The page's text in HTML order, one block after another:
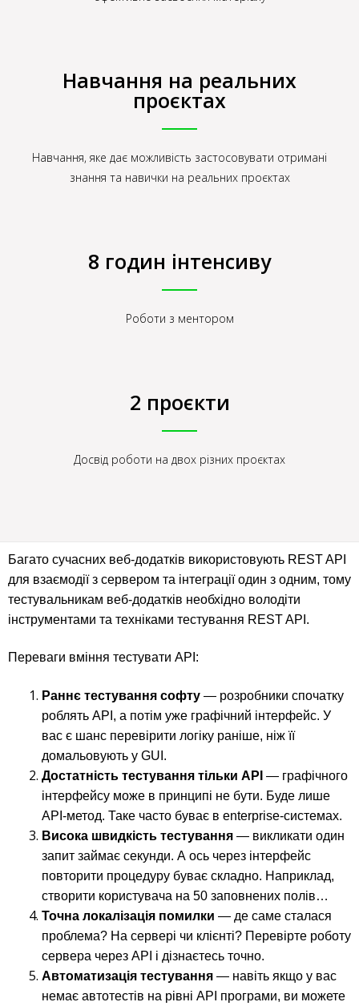
Навчання на реальних
проєктах
Навчання, яке дає можливість застосовувати отримані
знання та навички на реальних проєктах
8 годин інтенсиву
Роботи з ментором
2 проєкти
Досвід роботи на двох різних проєктах
Багато сучасних веб-додатків використовують REST API
для взаємодії з сервером та інтеграції один з одним, тому
тестувальникам веб-додатків необхідно володіти
інструментами та техніками тестування REST API.
Переваги вміння тестувати API:
Раннє тестування софту— розробники спочатку
роблять API, а потім уже графічний інтерфейс. У
вас є шанс перевірити логіку раніше, ніж її
домальовують у GUI.
Достатність тестування тільки API — графічного
інтерфейсу може в принципі не бути. Буде лише
API-метод. Таке часто буває в enterprise-системах.
Висока швидкість тестування— викликати один
запит займає секунди. А ось через інтерфейс
повторити процедуру буває складно. Наприклад,
створити користувача на 50 заповнених полів…
Точна локалізація помилки — де саме сталася
проблема? На сервері чи клієнті? Перевірте роботу
сервера через API і дізнаєтесь точно.
Автоматизація тестування— навіть якщо у вас
немає автотестів на рівні API програми, ви можете